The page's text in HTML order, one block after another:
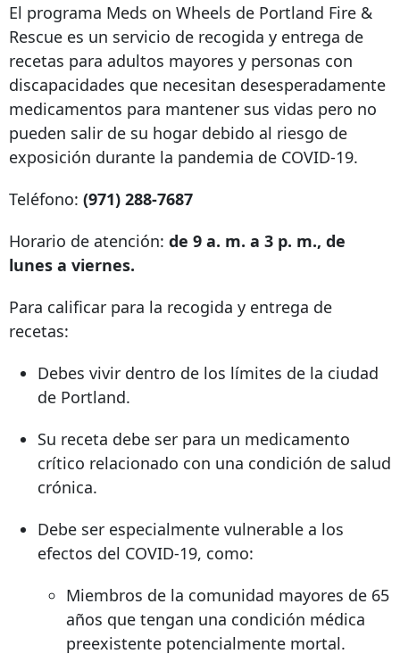
El programa Meds on Wheels de Portland Fire &
Rescue es un servicio de recogida y entrega de
recetas para adultos mayores y personas con
discapacidades que necesitan desesperadamente
medicamentos para mantener sus vidas pero no
pueden salir de su hogar debido al riesgo de
exposición durante la pandemia de COVID-19.
Teléfono: (971) 288-7687
Horario de atención: de 9 a. m. a 3 p. m., de
lunes a viernes.
Para calificar para la recogida y entrega de
recetas:
Debes vivir dentro de los límites de la ciudad
de Portland.
Su receta debe ser para un medicamento
crítico relacionado con una condición de salud
crónica.
Debe ser especialmente vulnerable a los
efectos del COVID-19, como:
Miembros de la comunidad mayores de 65
años que tengan una condición médica
preexistente potencialmente mortal.